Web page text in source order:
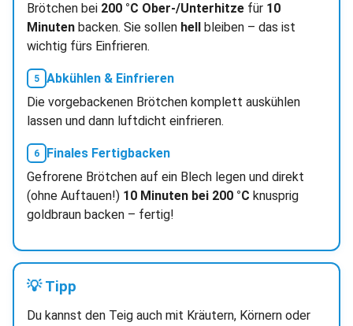
Brötchen bei 200 °C Ober-/Unterhitzefür 10
Minutenbacken. Sie sollen hellbleiben – das ist
wichtig fürs Einfrieren.
Abkühlen & Einfrieren
Die vorgebackenen Brötchen komplett auskühlen
lassen und dann luftdicht einfrieren.
Finales Fertigbacken
Gefrorene Brötchen auf ein Blech legen und direkt
(ohne Auftauen!) 10 Minuten bei 200 °C knusprig
goldbraun backen – fertig!
💡 Tipp
Du kannst den Teig auch mit Kräutern, Körnern oder